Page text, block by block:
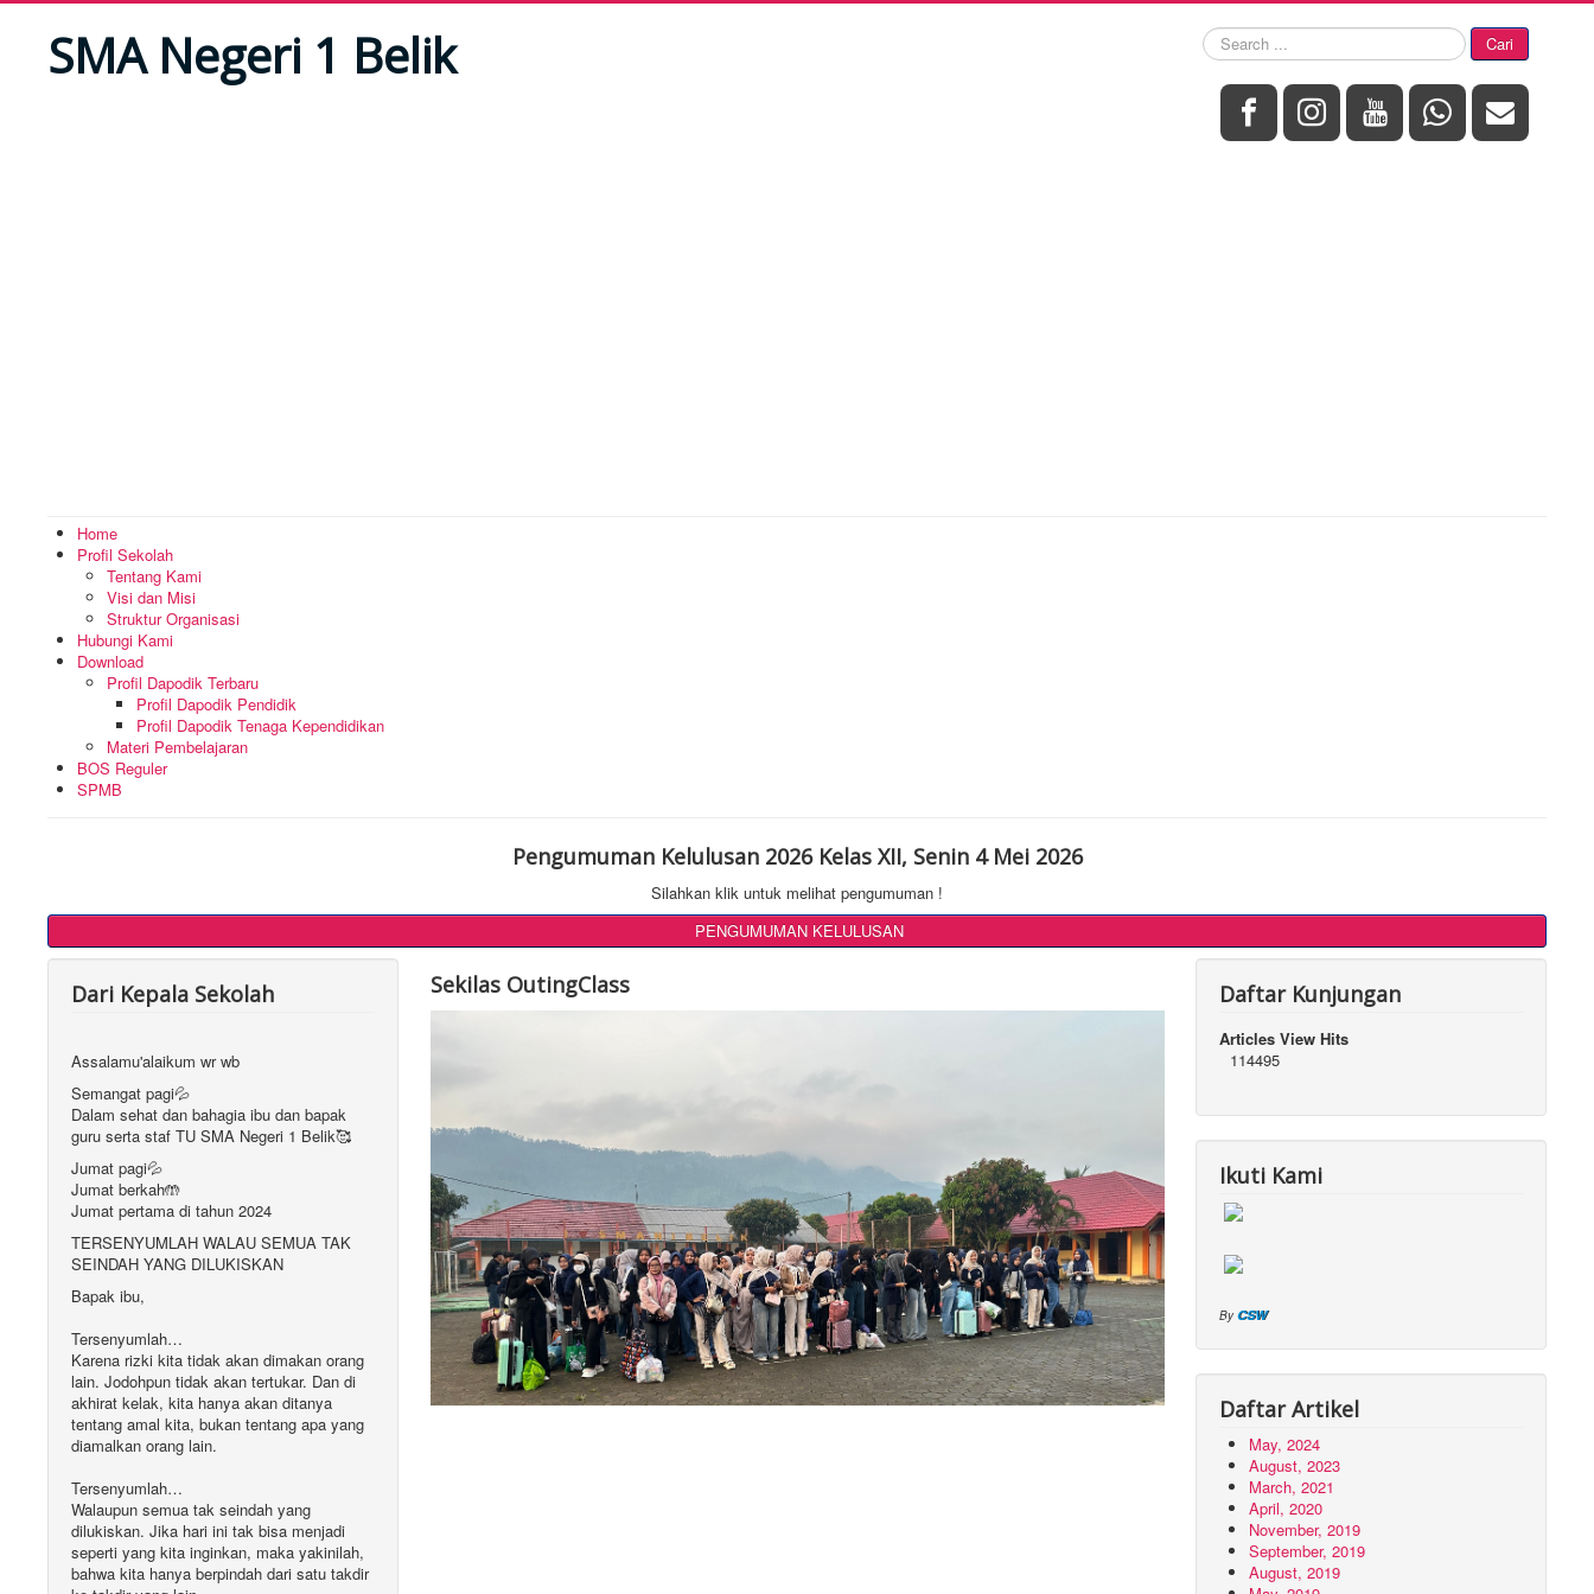
SMA Negeri 1 Belik
Search
...
Cari
Home
Profil Sekolah
Tentang Kami
Visi dan Misi
Struktur Organisasi
Hubungi Kami
Download
Profil Dapodik Terbaru
Profil Dapodik Pendidik
Profil Dapodik Tenaga Kependidikan
Materi Pembelajaran
BOS Reguler
SPMB
Pengumuman Kelulusan 2026 Kelas XII, Senin 4 Mei 2026
Silahkan klik untuk melihat pengumuman !
PENGUMUMAN KELULUSAN
Dari Kepala Sekolah
Assalamu'alaikum wr wb
Semangat pagi💦
Dalam sehat dan bahagia ibu dan bapak
guru serta staf TU SMA Negeri 1 Belik🥰
Jumat pagi💦
Jumat berkah🤲
Jumat pertama di tahun 2024
TERSENYUMLAH WALAU SEMUA TAK
SEINDAH YANG DILUKISKAN
Bapak ibu,
Tersenyumlah…
Karena rizki kita tidak akan dimakan orang
lain. Jodohpun tidak akan tertukar. Dan di
akhirat kelak, kita hanya akan ditanya
tentang amal kita, bukan tentang apa yang
diamalkan orang lain.
Tersenyumlah…
Walaupun semua tak seindah yang
dilukiskan. Jika hari ini tak bisa menjadi
seperti yang kita inginkan, maka yakinilah,
bahwa kita hanya berpindah dari satu takdir
Sekilas OutingClass Daftar Kunjungan
Articles View Hits
114495
Ikuti Kami
ByCSW
Daftar Artikel
May, 2024
August, 2023
March, 2021
April, 2020
November, 2019
September, 2019
August, 2019